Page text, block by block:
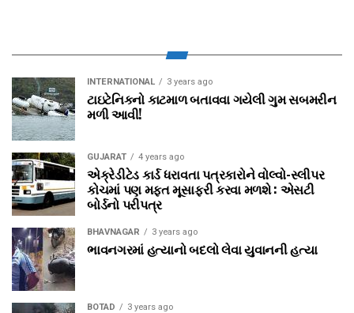
INTERNATIONAL 3 years ago
ટાઇટેનિકનો કાટમાળ બતાવવા ગયેલી ગુમ સબમરીન
મળી આવી!
GUJARAT 4 years ago
એક્રેડીટેડ કાર્ડ ધરાવતા પત્રકારોને વોલ્‍વો-સ્‍લીપર
કોચમાં પણ મફત મૂસાફરી કરવા મળશે : એસટી
બોર્ડનો પરીપત્ર
BHAVNAGAR 3 years ago
ભાવનગરમાં હત્યાનો બદલો લેવા યુવાનની હત્યા
BOTAD 3 years ago